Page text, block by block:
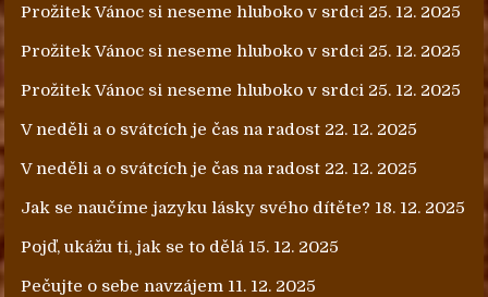
Prožitek Vánoc si neseme hluboko v srdci 25. 12. 2025
Prožitek Vánoc si neseme hluboko v srdci 25. 12. 2025
Prožitek Vánoc si neseme hluboko v srdci 25. 12. 2025
V neděli a o svátcích je čas na radost 22. 12. 2025
V neděli a o svátcích je čas na radost 22. 12. 2025
Jak se naučíme jazyku lásky svého dítěte? 18. 12. 2025
Pojď, ukážu ti, jak se to dělá 15. 12. 2025
Pečujte o sebe navzájem 11. 12. 2025